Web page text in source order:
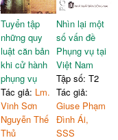
Tuyển tập
những quy
luật căn bản
khi cử hành
phụng vụ
Tác giả: Lm.
Vinh Sơn
Nguyễn Thế
Thủ
Nhìn lại một
số vấn đề
Phụng vụ tại
Việt Nam
Tập số: T2
Tác giả:
Giuse Phạm
Đình Ái,
SSS